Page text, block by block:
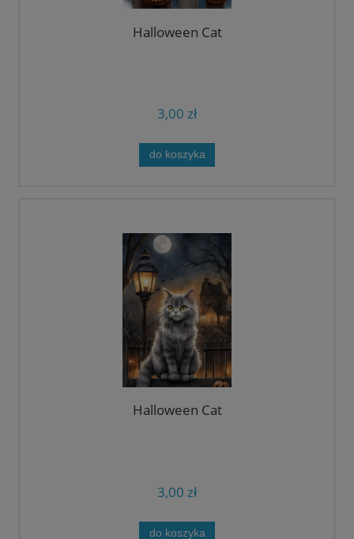
Halloween Cat
3,00 zł
do koszyka
Halloween Cat
3,00 zł
do koszyka